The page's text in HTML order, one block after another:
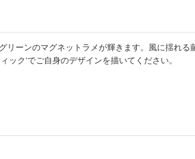
ーンのマグネットラメが輝きます。風に揺れる
ク‘でご自身のデザインを描いてください。